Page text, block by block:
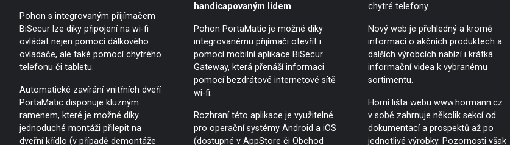
Pohon s integrovaným přijímačem
BiSecur lze díky připojení na wi-fi
ovládat nejen pomocí dálkového
ovladače, ale také pomocí chytrého
telefonu či tabletu.
Automatické zavírání vnitřních dveří
PortaMatic disponuje kluzným
ramenem, které je možné díky
jednoduché montáži přilepit na
dveřní křídlo (v případě demontáže
handicapovaným lidem
Pohon PortaMatic je možné díky
integrovanému přijímači otevřít i
pomocí mobilní aplikace BiSecur
Gateway, která přenáší informaci
pomocí bezdrátové internetové sítě
wi-fi.
Rozhraní této aplikace je využitelné
pro operační systémy Android a iOS
(dostupné v AppStore či Obchod
chytré telefony.
Nový web je přehledný a kromě
informací o akčních produktech a
dalších výrobcích nabízí i krátká
informační videa k vybranému
sortimentu.
Horní lišta webu www.hormann.cz
v sobě zahrnuje několik sekcí od
dokumentací a prospektů až po
jednotlivé výrobky. Pozornosti však